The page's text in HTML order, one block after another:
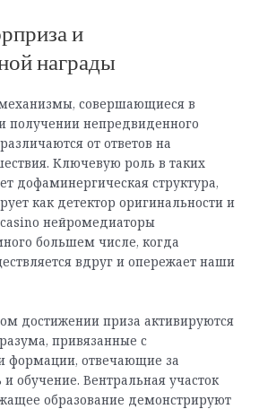
и
награды
совершающиеся в
получении непредвиденного
от ответов на
Ключевую роль в таких
дофаминергическая структура,
как детектор оригинальности и
нейромедиаторы
большем числе, когда
вдруг и опережает наши
достижении приза активируются
привязанные с
формации, отвечающие за
обучение. Вентральная участок
образование демонстрируют